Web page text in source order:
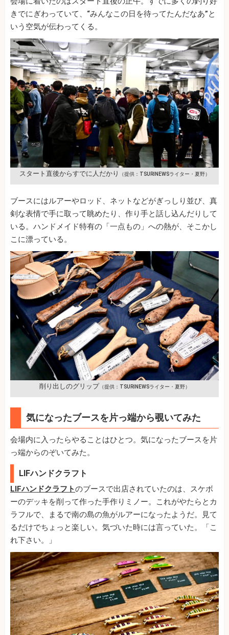
きでにぎわっていて、“みんなこの日を待ってたんだなあ”と
いう空気が伝わってくる。
スタート直後からすでに人だかり （提供：TSURINEWSライター・夏野）
ブースにはルアーやロッド、ネットなどがぎっしり並び、真
剣な表情で手に取って眺めたり、作り手と話し込んだりして
いる。ハンドメイド特有の「一点もの」への熱が、そこかし
こに漂っている。
削り出しのグリップ （提供：TSURINEWSライター・夏野）
気になったブースを片っ端から覗いてみた
会場内に入ったらやることはひとつ。気になったブースを片
っ端からのぞいてみた。
LIFハンドクラフト
LIFハンドクラフトのブースで出店されていたのは、スケボ
ーのデッキを削って作った手作りミノー。これがやたらとカ
ラフルで、まるで南の島の魚がルアーになったようだ。見て
るだけでちょっと楽しい。気づいた時には言っていた。「こ
れ下さい。」